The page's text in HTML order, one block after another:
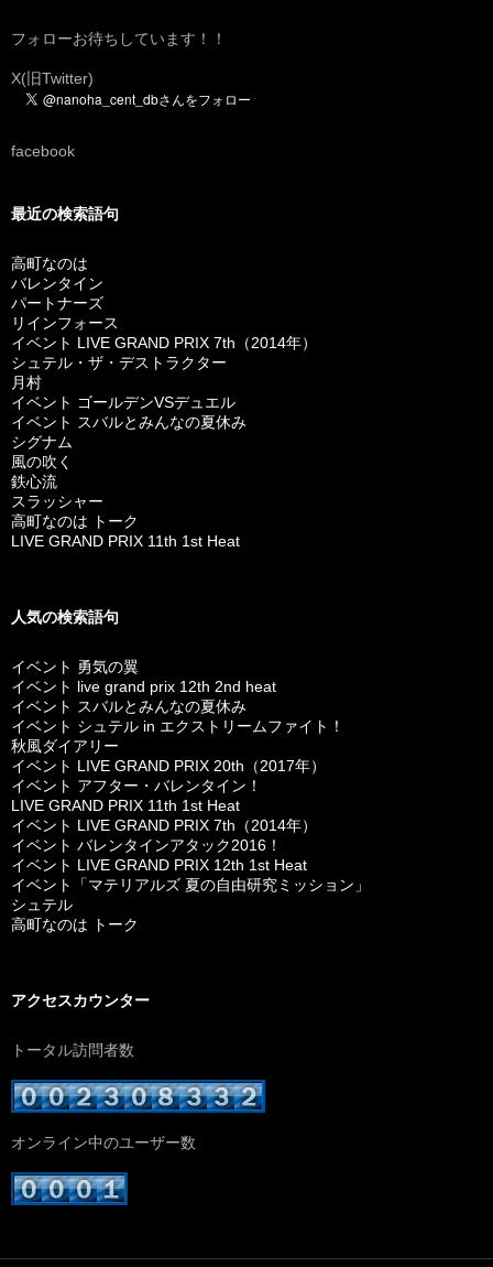
フォローお待ちしています！！
X(旧Twitter)
facebook
最近の検索語句
高町なのは
バレンタイン
パートナーズ
リインフォース
イベント LIVE GRAND PRIX 7th（2014年）
シュテル・ザ・デストラクター
月村
イベント ゴールデンVSデュエル
イベント スバルとみんなの夏休み
シグナム
風の吹く
鉄心流
スラッシャー
高町なのは トーク
LIVE GRAND PRIX 11th 1st Heat
人気の検索語句
イベント 勇気の翼
イベント live grand prix 12th 2nd heat
イベント スバルとみんなの夏休み
イベント シュテル in エクストリームファイト！
秋風ダイアリー
イベント LIVE GRAND PRIX 20th（2017年）
イベント アフター・バレンタイン！
LIVE GRAND PRIX 11th 1st Heat
イベント LIVE GRAND PRIX 7th（2014年）
イベント バレンタインアタック2016！
イベント LIVE GRAND PRIX 12th 1st Heat
イベント「マテリアルズ 夏の自由研究ミッション」
シュテル
高町なのは トーク
アクセスカウンター
トータル訪問者数
オンライン中のユーザー数